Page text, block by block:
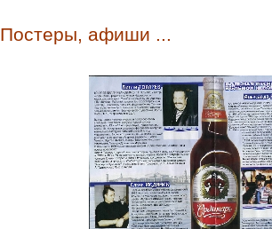
Постеры, афиши ...